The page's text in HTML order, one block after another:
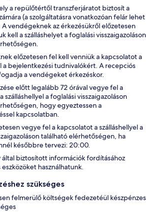
a repülőtértől transzferjáratot biztosít a
(a szolgáltatásra vonatkozóan felár lehet
vendégeknek az érkezésükről előzetesen
kell a szálláshelyet a foglalási visszaigazoláson
előzetesen fel kell venniük a kapcsolatot a
a bejelentkezési tudnivalókért. A recepciós
a vendégeket érkezéskor.
előtt legalább 72 órával vegye fel a
szálláshellyel a foglalási visszaigazoláson
hogy egyeztessen a
kapcsolatban.
vegye fel a kapcsolatot a szálláshellyel a
található elérhetőségen, ha
későbbre tervezi: 20:00.
által biztosított információk fordításához
használhatunk.
szükséges
felmerülő költségek fedezetéül készpénzes